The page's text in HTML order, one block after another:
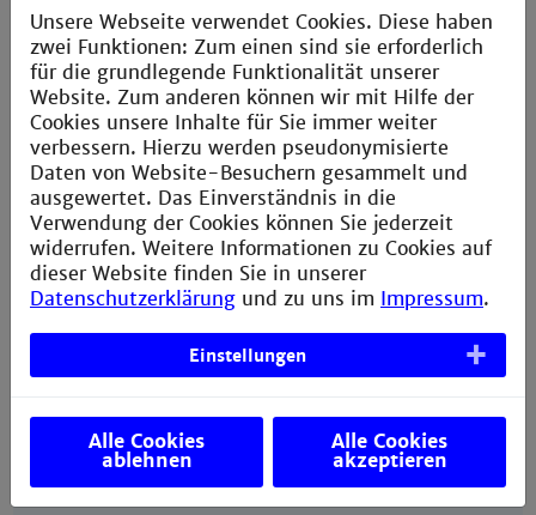
Ann K. Müller
Leitung IO (Teamleitung, Strategie)
Gebäude J, Raum 214
+49 621 292 6447
head.io@th-mannheim.de
Termine nach Vereinbarung
Unsere Webseite verwendet Cookies. Diese haben
zwei Funktionen: Zum einen sind sie erforderlich
für die grundlegende Funktionalität unserer
Website. Zum anderen können wir mit Hilfe der
Cookies unsere Inhalte für Sie immer weiter
verbessern. Hierzu werden pseudonymisierte
Daten von Website-Besuchern gesammelt und
ausgewertet. Das Einverständnis in die
Verwendung der Cookies können Sie jederzeit
widerrufen. Weitere Informationen zu Cookies auf
dieser Website finden Sie in unserer
Datenschutzerklärung und zu uns im Impressum.
Einstellungen
Alle Cookies
ablehnen
Alle Cookies
akzeptieren